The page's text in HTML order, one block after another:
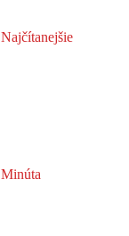
Najčítanejšie
Minúta